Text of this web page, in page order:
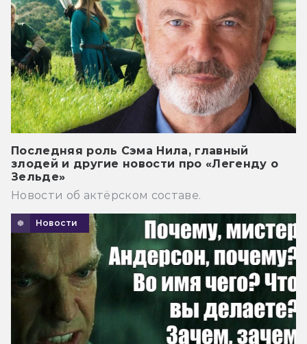
Последняя роль Сэма Нила, главный
злодей и другие новости про «Легенду о
Зельде»
Новости об актёрском составе.
Новости